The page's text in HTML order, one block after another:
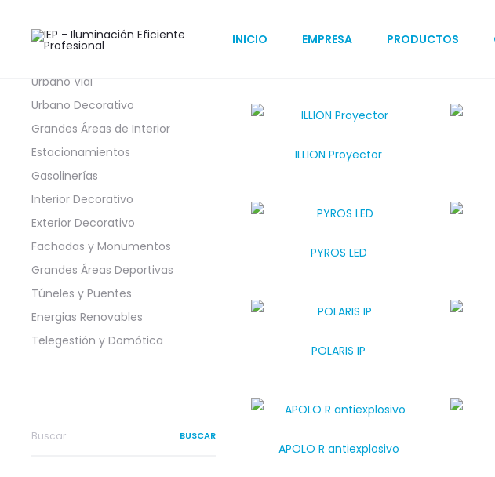
INICIO EMPRESA PRODUCTOS
76 productos
ILLION Proyector
PYROS LED
POLARIS IP
APOLO R antiexplosivo
Categorías
Urbano Vial
Urbano Decorativo
Grandes Áreas de Interior
Estacionamientos
Gasolinerías
Interior Decorativo
Exterior Decorativo
Fachadas y Monumentos
Grandes Áreas Deportivas
Túneles y Puentes
Energias Renovables
Telegestión y Domótica